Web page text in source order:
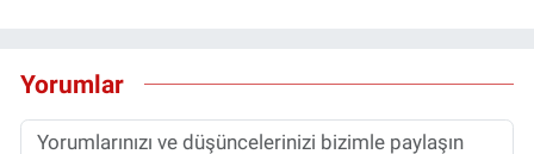
Yorumlar